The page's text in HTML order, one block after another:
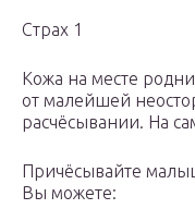
Страх 1
Кожа на месте
от малейшей
расчёсывании. На
Причёсывайте
Вы можете: